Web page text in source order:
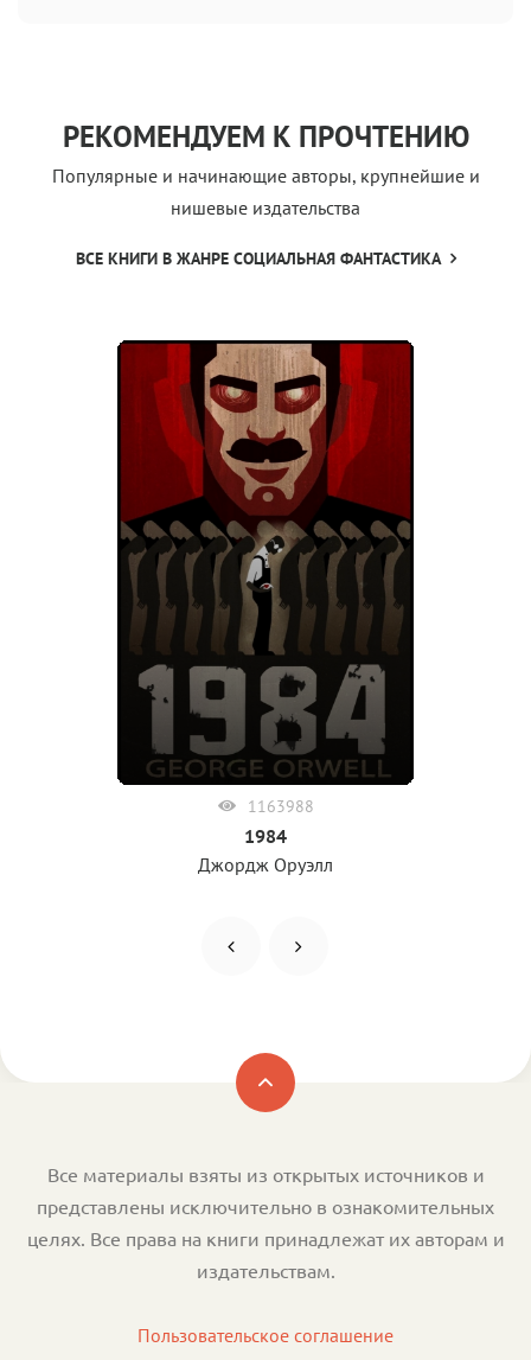
РЕКОМЕНДУЕМ К ПРОЧТЕНИЮ
Популярные и начинающие авторы, крупнейшие и
нишевые издательства
ВСЕ КНИГИ В ЖАНРЕ СОЦИАЛЬНАЯ ФАНТАСТИКА
1163988
1984
Джордж Оруэлл
Все материалы взяты из открытых источников и
представлены исключительно в ознакомительных
целях. Все права на книги принадлежат их авторам и
издательствам.
Пользовательское соглашение